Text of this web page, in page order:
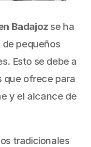
Badajoz se ha
pequeños
Esto se debe a
que ofrece para
y el alcance de
tradicionales